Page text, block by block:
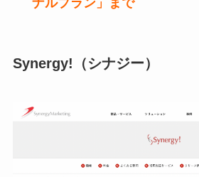
ナルプラン」まで
Synergy!（シナジー）